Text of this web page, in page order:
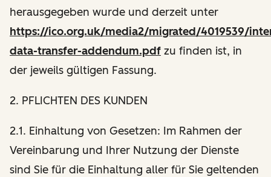
herausgegeben wurde und derzeit unter
https://ico.org.uk/media2/migrated/4019539/
data-transfer-addendum.pdf zu finden ist, in
der jeweils gültigen Fassung.
2. PFLICHTEN DES KUNDEN
2.1. Einhaltung von Gesetzen: Im Rahmen der
Vereinbarung und Ihrer Nutzung der Dienste
sind Sie für die Einhaltung aller für Sie geltenden